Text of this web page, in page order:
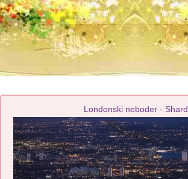
Londonski neboder - Shard